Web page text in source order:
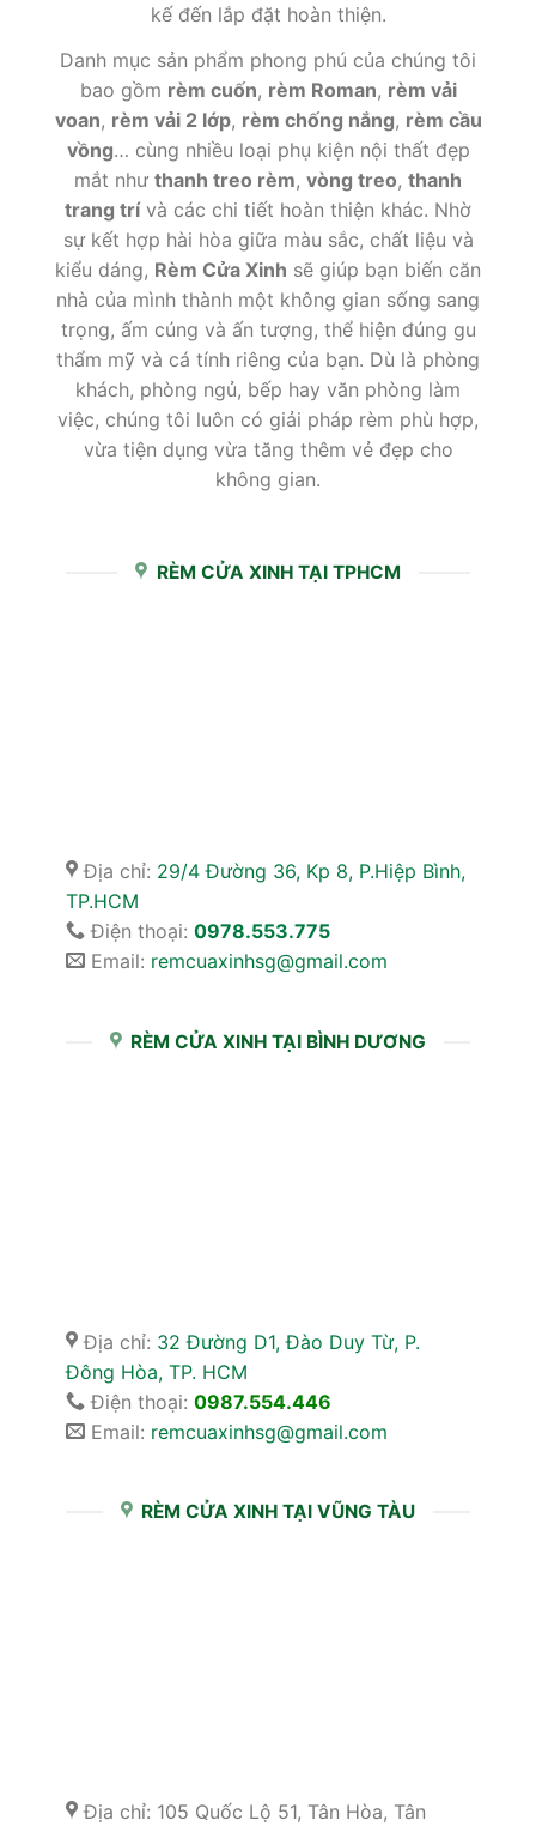
kế đến lắp đặt hoàn thiện.
Danh mục sản phẩm phong phú của chúng tôi
bao gồm rèm cuốn, rèm Roman, rèm vải
voan, rèm vải 2 lớp, rèm chống nắng, rèm cầu
vồng… cùng nhiều loại phụ kiện nội thất đẹp
mắt như thanh treo rèm, vòng treo, thanh
trang trívà các chi tiết hoàn thiện khác. Nhờ
sự kết hợp hài hòa giữa màu sắc, chất liệu và
kiểu dáng, Rèm Cửa Xinh sẽ giúp bạn biến căn
nhà của mình thành một không gian sống sang
trọng, ấm cúng và ấn tượng, thể hiện đúng gu
thẩm mỹ và cá tính riêng của bạn. Dù là phòng
khách, phòng ngủ, bếp hay văn phòng làm
việc, chúng tôi luôn có giải pháp rèm phù hợp,
vừa tiện dụng vừa tăng thêm vẻ đẹp cho
không gian.
RÈM CỬA XINH TẠI TPHCM
Địa chỉ: 29/4 Đường 36, Kp 8, P.Hiệp Bình,
TP.HCM
Điện thoại: 0978.553.775
Email: remcuaxinhsg@gmail.com
RÈM CỬA XINH TẠI BÌNH DƯƠNG
Địa chỉ: 32 Đường D1, Đào Duy Từ, P.
Đông Hòa, TP. HCM
Điện thoại: 0987.554.446
Email: remcuaxinhsg@gmail.com
RÈM CỬA XINH TẠI VŨNG TÀU
Địa chỉ: 105 Quốc Lộ 51, Tân Hòa, Tân